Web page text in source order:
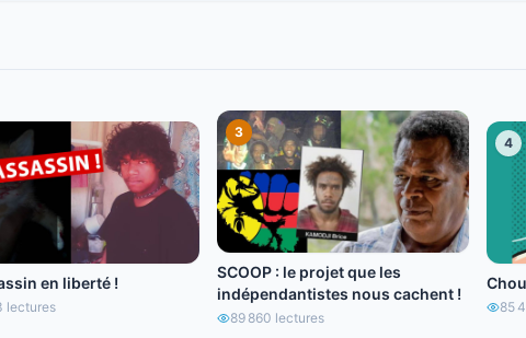
en liberté !
lectures
3
SCOOP : le projet que les
indépendantistes nous cachent !
89 860 lectures
4
85